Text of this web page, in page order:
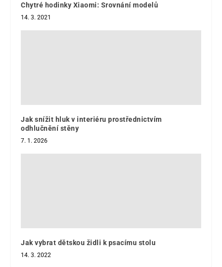
Chytré hodinky Xiaomi: Srovnání modelů
14. 3. 2021
Jak snížit hluk v interiéru prostřednictvím
odhlučnění stěny
7. 1. 2026
Jak vybrat dětskou židli k psacímu stolu
14. 3. 2022